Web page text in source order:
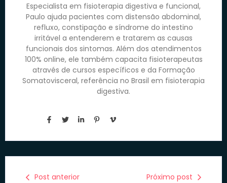
Especialista em fisioterapia digestiva e funcional,
Paulo ajuda pacientes com distensão abdominal,
refluxo, constipação e síndrome do intestino
irritável a entenderem e tratarem as causas
funcionais dos sintomas. Além dos atendimentos
100% online, ele também capacita fisioterapeutas
através de cursos específicos e da Formação
Somatovisceral, referência no Brasil em fisioterapia
digestiva.
Post anterior Próximo post